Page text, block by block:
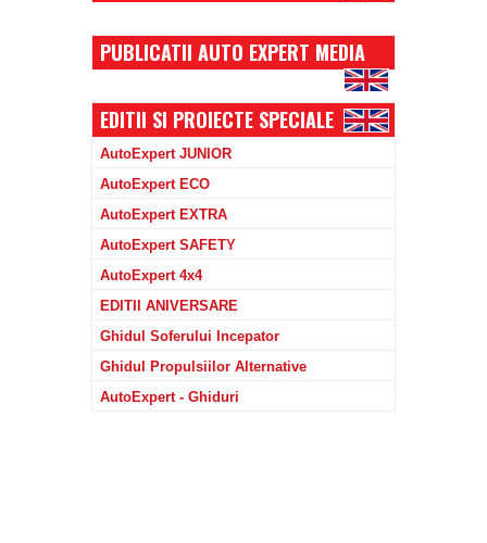
PUBLICATII AUTO EXPERT MEDIA
EDITII SI PROIECTE SPECIALE
AutoExpert JUNIOR
AutoExpert ECO
AutoExpert EXTRA
AutoExpert SAFETY
AutoExpert 4x4
EDITII ANIVERSARE
Ghidul Soferului Incepator
Ghidul Propulsiilor Alternative
AutoExpert - Ghiduri